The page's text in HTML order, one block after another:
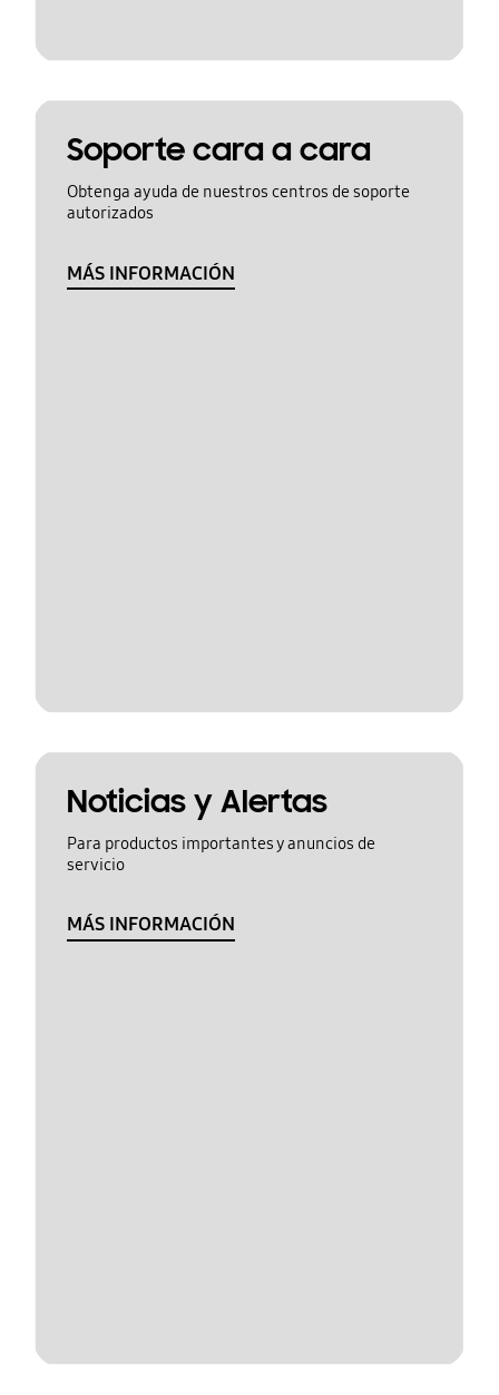
Soporte cara a cara
Obtenga ayuda de nuestros centros de soporte
autorizados
MÁS INFORMACIÓN
Noticias y Alertas
Para productos importantes y anuncios de
servicio
MÁS INFORMACIÓN